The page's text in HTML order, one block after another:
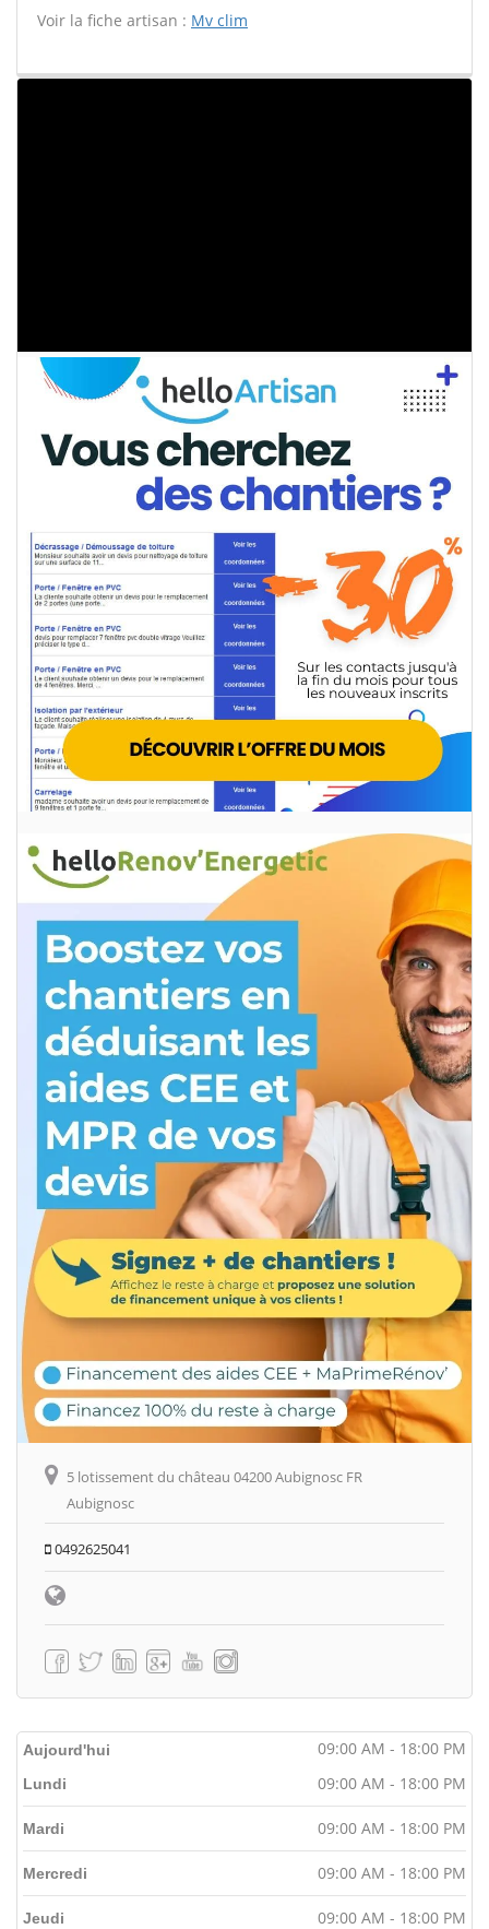
Voir la fiche artisan : Mv clim
5 lotissement du château 04200 Aubignosc FR
Aubignosc
0492625041
Aujourd'hui 09:00 AM - 18:00 PM
Lundi 09:00 AM - 18:00 PM
Mardi 09:00 AM - 18:00 PM
Mercredi 09:00 AM - 18:00 PM
Jeudi 09:00 AM - 18:00 PM